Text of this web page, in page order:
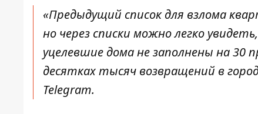
«Предыдущий список для взлома
но через списки можно легко
уцелевшие дома не заполнены на 30
десятках тысяч возвращений в
Telegram.